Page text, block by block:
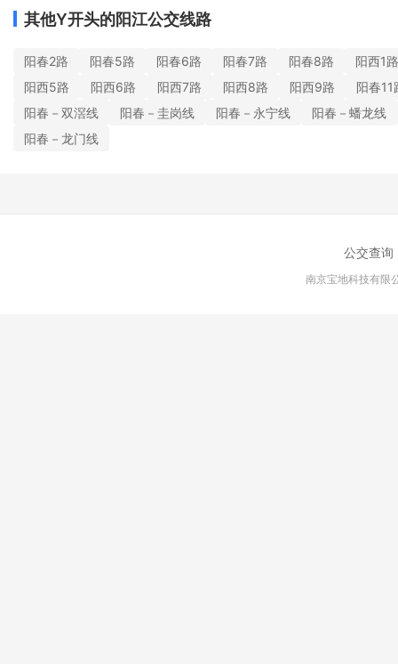
其他Y开头的阳江公交线路
阳春2路 阳春5路 阳春6路 阳春7路 阳春8路
阳西1路
阳西5路
阳西6路 阳西7路 阳西8路 阳西9路
阳春11
阳春－双滘线
阳春－圭岗线 阳春－永宁线
阳春－蟠龙线
阳春－龙门线
公交查询
南京宝地科技有限